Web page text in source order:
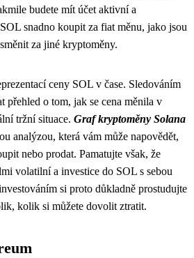
budete mít účet aktivní a
snadno koupit za fiat měnu, jako jsou
za jiné kryptoměny.
ceny SOL v čase. Sledováním
přehled o tom, jak se cena měnila v
tržní situace. Graf kryptoměny Solana
analýzou, která vám může napovědět,
nebo prodat. Pamatujte však, že
volatilní a investice do SOL s sebou
si proto důkladně prostudujte
kolik si můžete dovolit ztratit.